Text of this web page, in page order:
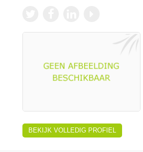
BEKIJK VOLLEDIG PROFIEL